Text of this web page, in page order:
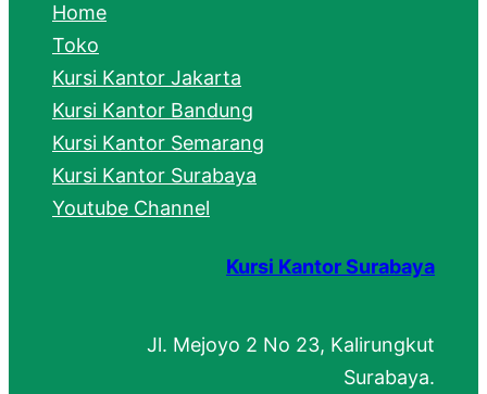
h
Home
Toko
Kursi Kantor Jakarta
Kursi Kantor Bandung
Kursi Kantor Semarang
Kursi Kantor Surabaya
Youtube Channel
Kursi Kantor Surabaya
Jl. Mejoyo 2 No 23, Kalirungkut
Surabaya.